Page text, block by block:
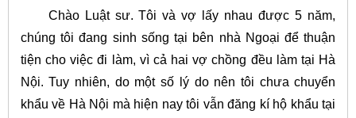
Chào Luật sư. Tôi và vợ lấy nhau được 5 năm,
chúng tôi đang sinh sống tại bên nhà Ngoại để thuận
tiện cho việc đi làm, vì cả hai vợ chồng đều làm tại Hà
Nội. Tuy nhiên, do một số lý do nên tôi chưa chuyển
khẩu về Hà Nội mà hiện nay tôi vẫn đăng kí hộ khẩu tại